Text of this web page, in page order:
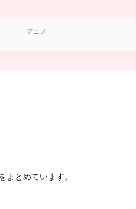
アニメ
とめています。